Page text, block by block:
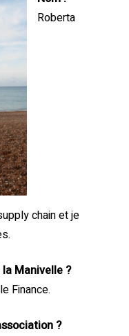
Roberta
chain et je
Manivelle ?
Finance.
?